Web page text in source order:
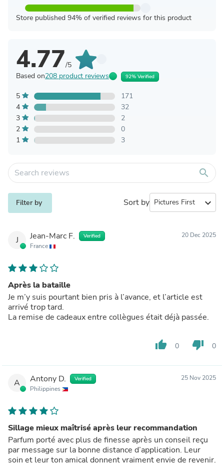
Store published 94% of verified reviews for this product
4.77/5
Based on208 product reviews 92% Verified
5
171
4
32
3
2
2
0
1
3
search
Filter by Sort by expand_more
J Jean-Marc F. Verified
France
20 Dec 2025
Après la bataille
Je m’y suis pourtant bien pris à l’avance, et l’article est
arrivé trop tard.
La remise de cadeaux entre collègues était déjà passée.
thumb_up 0 thumb_down 0
A Antony D. Verified
Philippines
25 Nov 2025
Sillage mieux maîtrisé après leur recommandation
Parfum porté avec plus de finesse après un conseil reçu
par message sur la bonne distance d’application. Leur
soin et leur ton amical donnent vraiment envie de revenir.